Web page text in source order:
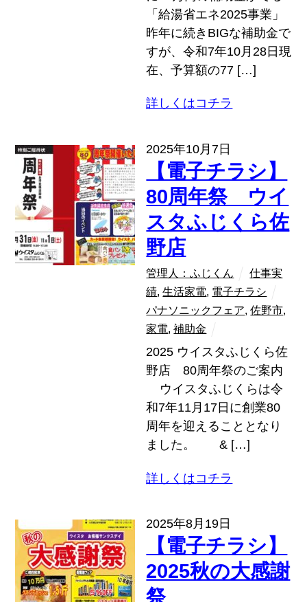
「給湯省エネ2025事業」
昨年に続きBIGな補助金で
すが、令和7年10月28日現
在、予算額の77 […]
詳しくはコチラ
2025年10月7日
【電子チラシ】
80周年祭 ウイ
スタふじくら佐
野店
管理人：ふじくん
仕事実
績,生活家電, 電子チラシ
パナソニックフェア,佐野市,
家電,補助金
2025 ウイスタふじくら佐
野店 80周年祭のご案内
ウイスタふじくらは令
和7年11月17日に創業80
周年を迎えることとなり
ました。 & […]
詳しくはコチラ
2025年8月19日
【電子チラシ】
2025秋の大感謝
祭